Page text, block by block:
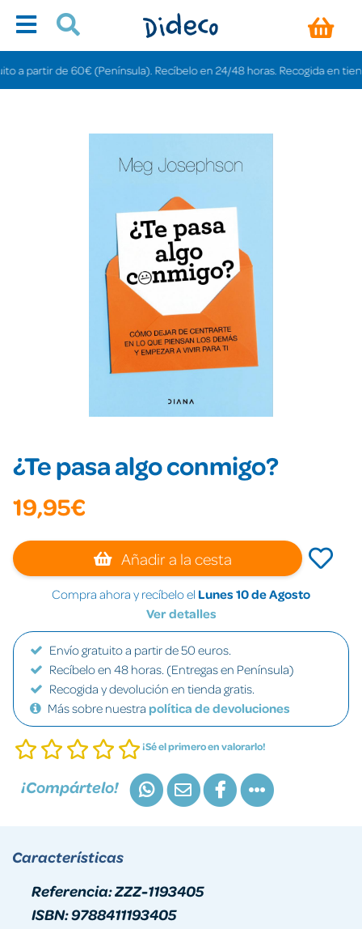
de 60€ (Península). Recíbelo en 24/48 horas. Recogida en tiendas
¿Te pasa algo conmigo?
19,95€
Añadir a la cesta
Compra ahora y recíbelo el Lunes 10 de Agosto
Ver detalles
Envío gratuito a partir de 50 euros.
Recíbelo en 48 horas. (Entregas en Península)
Recogida y devolución en tienda gratis.
Más sobre nuestra política de devoluciones
¡Sé el primero en valorarlo!
¡Compártelo!
Características
Referencia:ZZZ-1193405
ISBN:9788411193405